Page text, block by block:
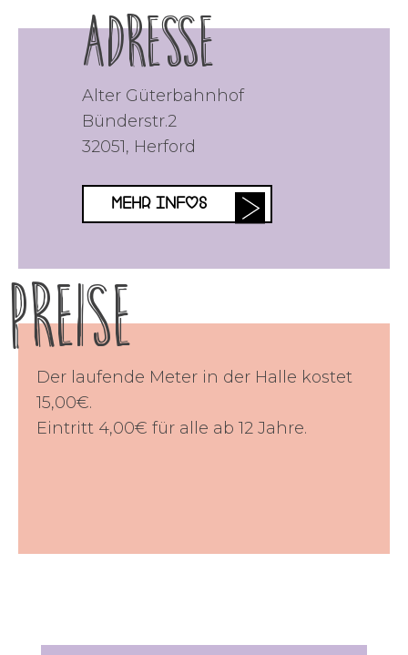
Adresse
Alter Güterbahnhof
Bünderstr.2
32051, Herford
MEHR INFOS
Preise
Der laufende Meter in der Halle kostet
15,00€.
Eintritt 4,00€ für alle ab 12 Jahre.